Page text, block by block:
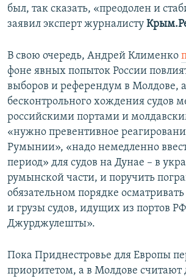
был, так сказать, «преодолен и
заявил эксперт журналисту
В свою очередь, Андрей Клименко
фоне явных попыток России
выборов и референдум в Молдове,
бесконтрольного хождения судов
российскими портами и
«нужно превентивное
Румынии», «надо немедленно
период» для судов на Дунае – в
румынской части, и поручить
обязательном порядке
и грузы судов, идущих из портов
Джурджулешты».
Пока Приднестровье для Европы
приоритетом, а в Молдове считают